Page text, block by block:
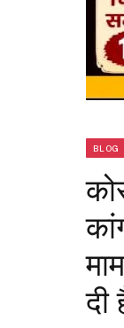
BLOG
दी